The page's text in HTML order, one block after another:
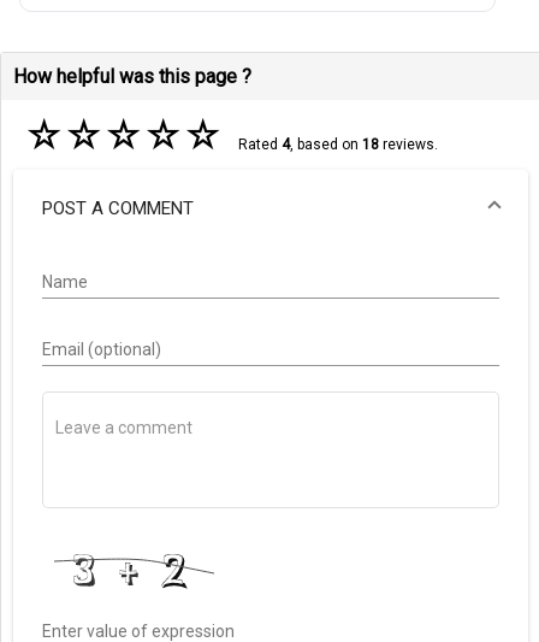
How helpful was this page ?
☆☆☆☆☆ Rated 4, based on 18reviews.
POST A COMMENT
Name
Email (optional)
Enter value of expression